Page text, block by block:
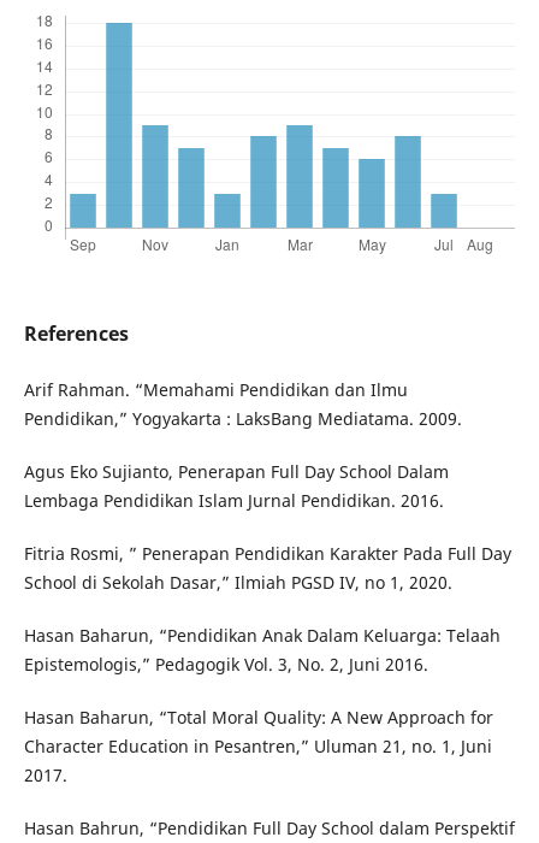
References
Arif Rahman. “Memahami Pendidikan dan Ilmu
Pendidikan,” Yogyakarta : LaksBang Mediatama. 2009.
Agus Eko Sujianto, Penerapan Full Day School Dalam
Lembaga Pendidikan Islam Jurnal Pendidikan. 2016.
Fitria Rosmi, ” Penerapan Pendidikan Karakter Pada Full Day
School di Sekolah Dasar,” Ilmiah PGSD IV, no 1, 2020.
Hasan Baharun, “Pendidikan Anak Dalam Keluarga: Telaah
Epistemologis,” Pedagogik Vol. 3, No. 2, Juni 2016.
Hasan Baharun, “Total Moral Quality: A New Approach for
Character Education in Pesantren,” Uluman 21, no. 1, Juni
2017.
Hasan Bahrun, “Pendidikan Full Day School dalam Perspektif